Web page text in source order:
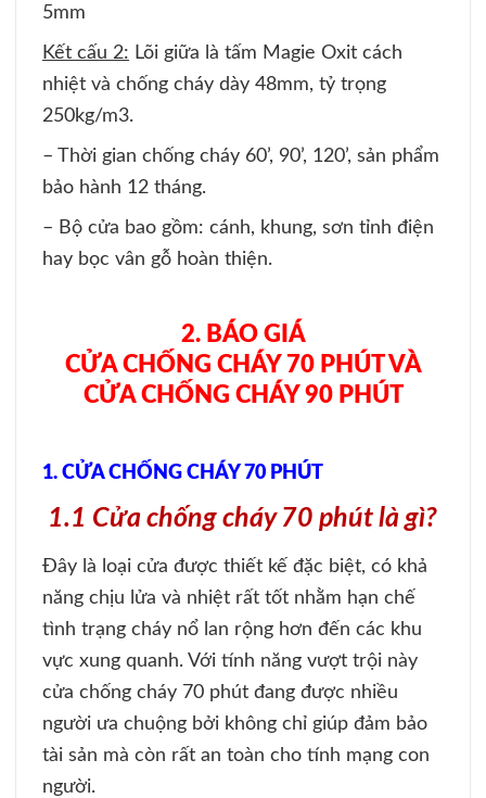
5mm
Kết cấu 2: Lõi giữa là tấm Magie Oxit cách
nhiệt và chống cháy dày 48mm, tỷ trọng
250kg/m3.
– Thời gian chống cháy 60’, 90’, 120’, sản phẩm
bảo hành 12 tháng.
– Bộ cửa bao gồm: cánh, khung, sơn tỉnh điện
hay bọc vân gỗ hoàn thiện.
2. BÁO GIÁ
CỬA CHỐNG CHÁY 70 PHÚT VÀ
CỬA CHỐNG CHÁY 90 PHÚT
1. CỬA CHỐNG CHÁY 70 PHÚT
1.1 Cửa chống cháy 70 phút là gì?
Đây là loại cửa được thiết kế đặc biệt, có khả
năng chịu lửa và nhiệt rất tốt nhằm hạn chế
tình trạng cháy nổ lan rộng hơn đến các khu
vực xung quanh. Với tính năng vượt trội này
cửa chống cháy 70 phút đang được nhiều
người ưa chuộng bởi không chỉ giúp đảm bảo
tài sản mà còn rất an toàn cho tính mạng con
người.